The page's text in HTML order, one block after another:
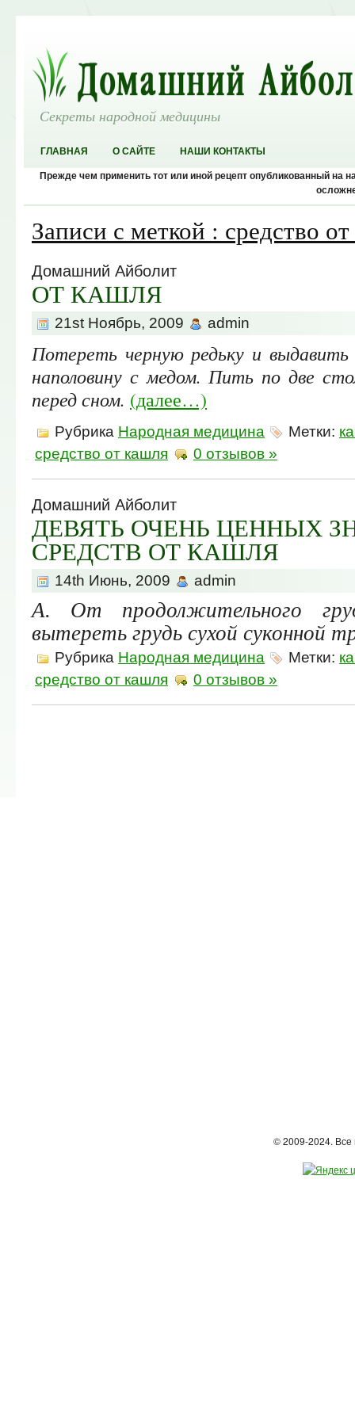
Секреты народной медицины
ГЛАВНАЯ О САЙТЕ НАШИ КОНТАКТЫ
Прежде чем применить тот или иной рецепт опубликованный на
Записи с меткой : средство
Домашний Айболит
ОТ КАШЛЯ
21st Ноябрь, 2009 admin
Потереть черную редьку и
наполовину с медом. Пить по две
перед сном. (далее…)
Рубрика Народная медицина Метки:
средство от кашля
0 отзывов »
Домашний Айболит
ДЕВЯТЬ ОЧЕНЬ ЦЕННЫХ
СРЕДСТВ ОТ КАШЛЯ
14th Июнь, 2009 admin
A.
От продолжительного
вытереть грудь сухой суконной
Рубрика Народная медицина Метки:
средство от кашля
0 отзывов »
© 2009-2024.